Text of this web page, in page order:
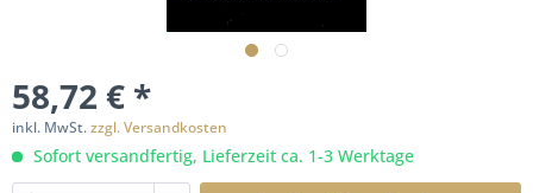
58,72 € *
inkl. MwSt.zzgl. Versandkosten
Sofort versandfertig, Lieferzeit ca. 1-3 Werktage